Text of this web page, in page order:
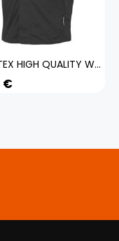
QUALITEX HIGH QUALITY WORKWEAR Weste IND black beauty Damen: 5XL Herren: 5XL
€